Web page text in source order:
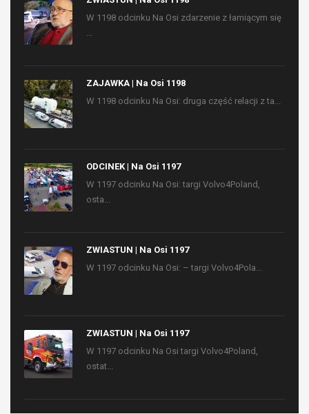
W 1198 odcinku Na Osi zdarzenie z łamiącym się
...
ZAJAWKA | Na Osi 1198
W 1198 odcinku Na Osi: druga część relacji z ta...
ODCINEK | Na Osi 1197
W 1197 odcinku Na Osi: targi Volvo4Poland,
osta...
ZWIASTUN | Na Osi 1197
W 1197 odcinku Na Osi: – targi Volvo4Pola...
ZWIASTUN | Na Osi 1197
W 1197 odcinku Na Osi targi Volvo4Poland,
ostat...